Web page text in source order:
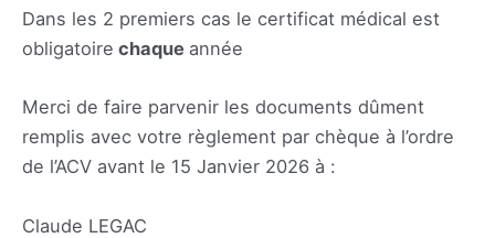
Dans les 2 premiers cas le certificat médical est
obligatoire chaque année
Merci de faire parvenir les documents dûment
remplis avec votre règlement par chèque à l’ordre
de l’ACV avant le 15 Janvier 2026 à :
Claude LEGAC